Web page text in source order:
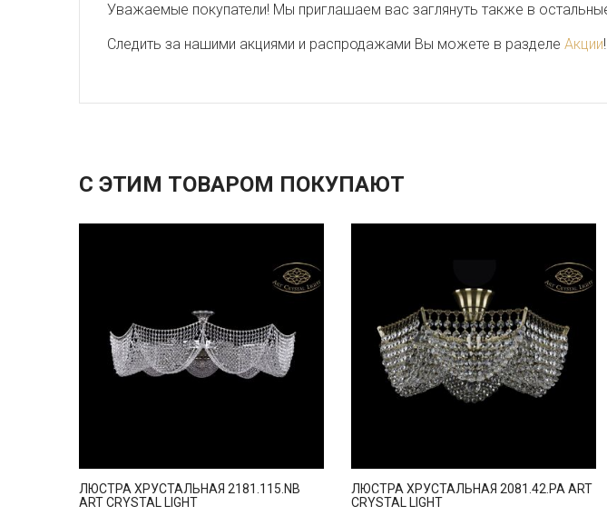
Уважаемые покупатели! Мы приглашаем вас заглянуть также в
Следить за нашими акциями и распродажами Вы можете в разделе Акции!
С ЭТИМ ТОВАРОМ ПОКУПАЮТ
ЛЮСТРА ХРУСТАЛЬНАЯ 2181.115.NB
ART CRYSTAL LIGHT
ЛЮСТРА ХРУСТАЛЬНАЯ 2081.42.PA ART
CRYSTAL LIGHT